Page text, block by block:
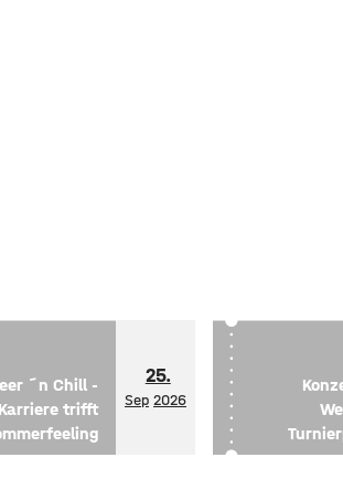
´n Chill -
Karriere trifft
25.
Sep 2026